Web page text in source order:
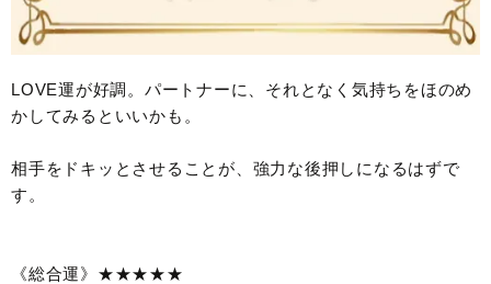
LOVE運が好調。パートナーに、それとなく気持ちをほのめ
かしてみるといいかも。
相手をドキッとさせることが、強力な後押しになるはずで
す。
《総合運》★★★★★